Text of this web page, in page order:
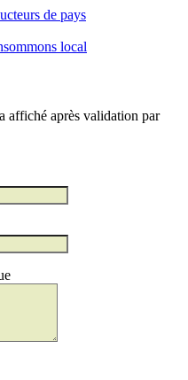
de pays
local
affiché après validation par